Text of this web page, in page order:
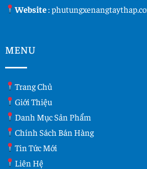
Website:
MENU
Trang Chủ
Giới Thiệu
Danh Mục Sản Phẩm
Chính Sách Bán Hàng
Tin Tức Mới
Liên Hệ